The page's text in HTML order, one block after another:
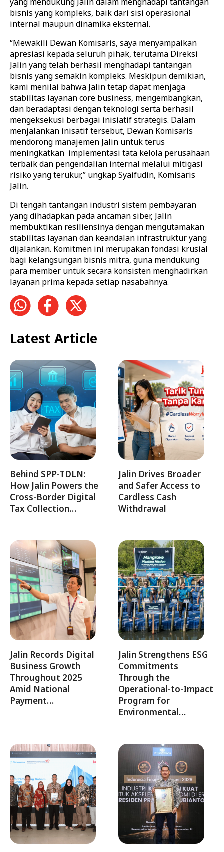
bisnis yang kompleks, baik dari sisi operasional
internal maupun dinamika eksternal.
“Mewakili Dewan Komisaris, saya menyampaikan
apresiasi kepada seluruh pihak, terutama Direksi
Jalin yang telah berhasil menghadapi tantangan
bisnis yang semakin kompleks. Meskipun demikian,
kami menilai bahwa Jalin tetap dapat menjaga
stabilitas layanan core business, mengembangkan,
dan beradaptasi dengan teknologi serta berhasil
mengeksekusi berbagai inisiatif strategis. Dalam
menjalankan inisatif tersebut, Dewan Komisaris
mendorong manajemen Jalin untuk terus
meningkatkan implementasi tata kelola perusahaan
terbaik dan pengendalian internal melalui mitigasi
risiko yang terukur,” ungkap Syaifudin, Komisaris
Jalin.
Di tengah tantangan industri sistem pembayaran
yang dihadapkan pada ancaman siber, Jalin
membuktikan resiliensinya dengan mengutamakan
stabilitas layanan dan keandalan infrastruktur yang
dijalankan. Komitmen ini merupakan fondasi krusial
bagi kelangsungan bisnis mitra, guna mendukung
para member untuk secara konsisten menghadirkan
layanan prima kepada setiap nasabahnya.
Latest Article
Behind SPP-TDLN:
How Jalin Powers the
Cross-Border Digital
Tax Collection…
Jalin Drives Broader
and Safer Access to
Cardless Cash
Withdrawal
Jalin Records Digital
Business Growth
Throughout 2025
Amid National
Payment…
Jalin Strengthens ESG
Commitments
Through the
Operational-to-Impact
Program for
Environmental…